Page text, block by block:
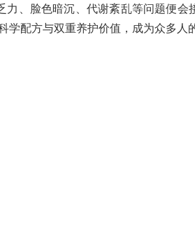
力、脸色暗沉、代谢紊乱等问题便会
学配方与双重养护价值，成为众多人